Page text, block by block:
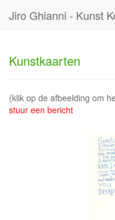
Jiro Ghianni - Kunst
Kunstkaarten
(klik op de afbeelding om
stuur een bericht